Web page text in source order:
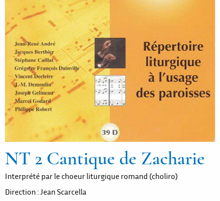
NT 2 Cantique de Zacharie
Interprété par le choeur liturgique romand (choliro)
Direction : Jean Scarcella